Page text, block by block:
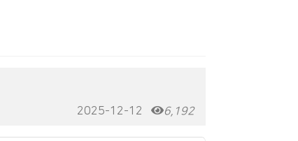
2025-12-12 6,192